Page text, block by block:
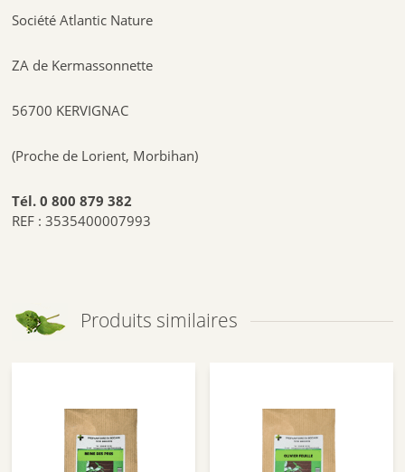
Société Atlantic Nature
ZA de Kermassonnette
56700 KERVIGNAC
(Proche de Lorient, Morbihan)
Tél. 0 800 879 382
REF : 3535400007993
Produits similaires